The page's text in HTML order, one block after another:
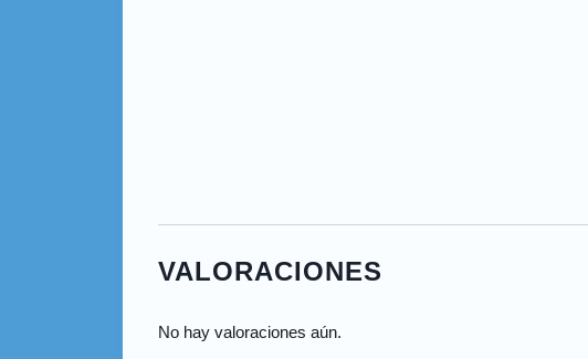
VALORACIONES
No hay valoraciones aún.